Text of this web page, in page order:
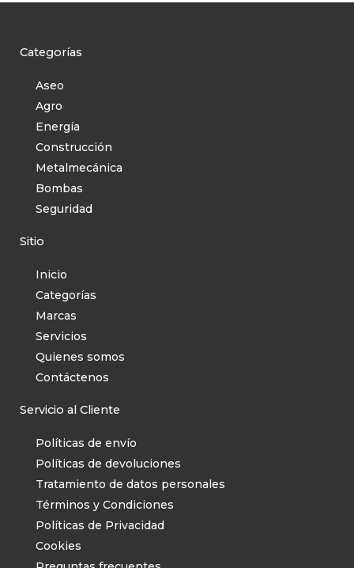
Eléctrico
Baterías
Gasolina Manual
Termonebulizadores
Tractores corta césped
Aseo
Accesorios
Accesorios
Aspiradoras
Brilladoras
Detergentes
Hidrolavadora
Accesorios
Categorías
Aseo
Agro
Energía
Construcción
Metalmecánica
Bombas
Seguridad
Sitio
Inicio
Categorías
Marcas
Servicios
Quienes somos
Contáctenos
Servicio al Cliente
Políticas de envío
Políticas de devoluciones
Tratamiento de datos personales
Términos y Condiciones
Políticas de Privacidad
Cookies